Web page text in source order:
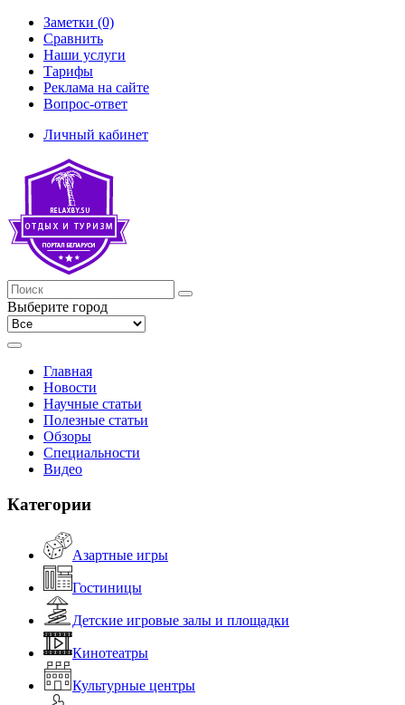
Заметки (0)
Сравнить
Наши услуги
Тарифы
Реклама на сайте
Вопрос-ответ
Личный кабинет
Выберите город
Главная
Новости
Научные статьи
Полезные статьи
Обзоры
Специальности
Видео
Категории
Азартные игры
Гостиницы
Детские игровые залы и площадки
Кинотеатры
Культурные центры